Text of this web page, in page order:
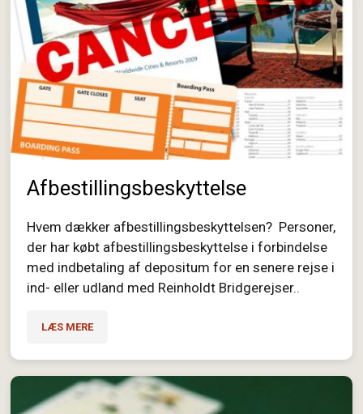
Afbestillingsbeskyttelse
Hvem dækker afbestillingsbeskyttelsen? Personer,
der har købt afbestillingsbeskyttelse i forbindelse
med indbetaling af depositum for en senere rejse i
ind- eller udland med Reinholdt Bridgerejser..
LÆS MERE